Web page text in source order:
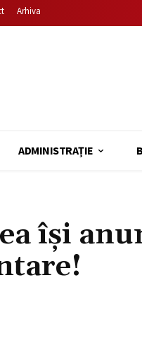
Arhiva
ADMINISTRAȚIE
își